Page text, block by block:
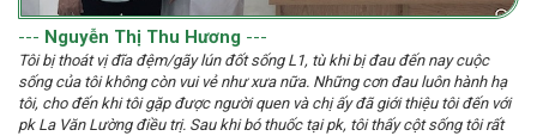
--- Nguyễn Thị Thu Hương ---
Tôi bị thoát vị đĩa đệm/gãy lún đốt sống L1, tù khi bị đau đến nay cuộc
sống của tôi không còn vui vẻ như xưa nữa. Những cơn đau luôn hành hạ
tôi, cho đến khi tôi gặp được người quen và chị ấy đã giới thiệu tôi đến với
pk La Văn Lường điều trị. Sau khi bó thuốc tại pk, tôi thấy cột sống tôi rất